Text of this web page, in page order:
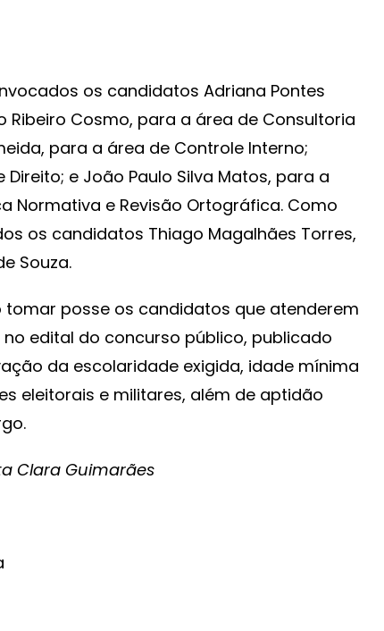
os candidatos Adriana Pontes
Ribeiro Cosmo, para a área de Consultoria
para a área de Controle Interno;
e João Paulo Silva Matos, para a
Normativa e Revisão Ortográfica. Como
os candidatos Thiago Magalhães Torres,
Souza.
posse os candidatos que atenderem
edital do concurso público, publicado
da escolaridade exigida, idade mínima
eleitorais e militares, além de aptidão
Clara Guimarães